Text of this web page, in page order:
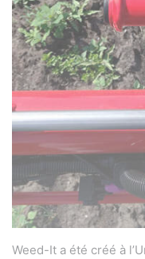
Weed-It a été créé à